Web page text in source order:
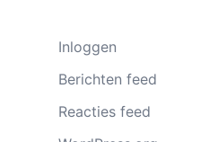
Inloggen
Berichten feed
Reacties feed